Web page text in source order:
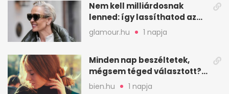
Nem kell milliárdosnak
lenned: így lassíthatod az
öregedést a biológus szerint
glamour.hu 1 napja
Minden nap beszéltetek,
mégsem téged választott?
Ez az érzelmi csapda
bien.hu 1 napja